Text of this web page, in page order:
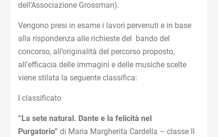
dell’Associazione Grossman).
Vengono presi in esame i lavori pervenuti e in base
alla rispondenza alle richieste del bando del
concorso, all’originalità del percorso proposto,
all’efficacia delle immagini e delle musiche scelte
viene stilata la seguente classifica:
I classificato
“La sete natural. Dante e la felicità nel
Purgatorio” di Maria Margherita Cardella – classe II